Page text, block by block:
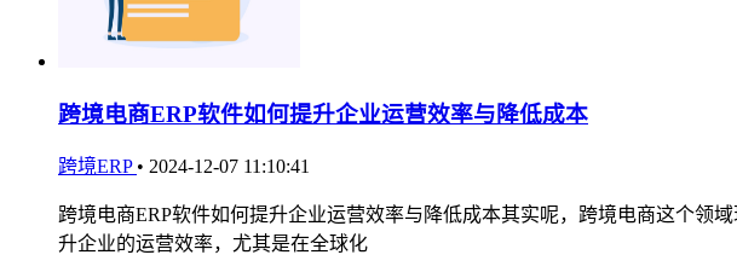
跨境电商ERP软件如何提升企业运营效率与降低成本
跨境ERP • 2024-12-07 11:10:41
跨境电商ERP软件如何提升企业运营效率与降低成本其实呢，跨境电商这个领
升企业的运营效率，尤其是在全球化